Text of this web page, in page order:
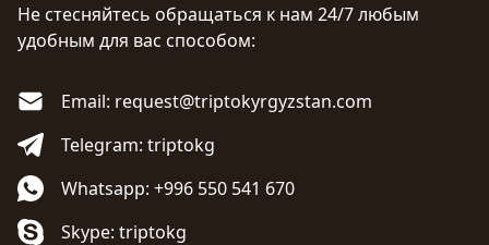
Не стесняйтесь обращаться к нам 24/7 любым
удобным для вас способом:
Email: request@triptokyrgyzstan.com
Telegram: triptokg
Whatsapp: +996 550 541 670
Skype: triptokg